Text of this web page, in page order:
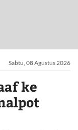
Sabtu, 08 Agustus 2026
ke